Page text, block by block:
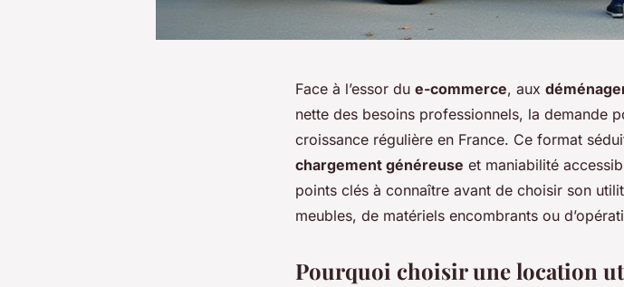
Face à l’essor du e-commerce, aux
nette des besoins professionnels, la demande
croissance régulière en France. Ce format
chargement généreuse et maniabilité
points clés à connaître avant de choisir son
meubles, de matériels encombrants ou
Pourquoi choisir une location